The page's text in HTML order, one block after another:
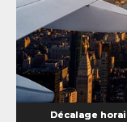
Décalage